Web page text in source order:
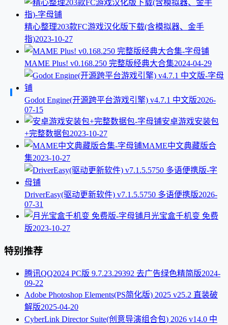
精心整理203款FC游戏汉化版下载(含模拟器、金手
指)2023-10-27
MAME Plus! v0.168.250 完整版经典大合集2024-04-29
Godot Engine(开源跨平台游戏引擎) v4.7.1 中文版2026-
07-15
安卓游戏安装包
+完整数据包2023-10-27
MAME中文典藏版合
集2023-10-27
DriverEasy(驱动更新软件) v7.1.5.5750 多语便携版2026-
07-31
月光宝盒千机变 免费
版2023-10-27
特别推荐
腾讯QQ2024 PC版 9.7.23.29392 去广告绿色精简版2024-
09-22
Adobe Photoshop Elements(PS简化版) 2025 v25.2 直装破
解版2025-04-20
CyberLink Director Suite(创意导演组合包) 2026 v14.0 中